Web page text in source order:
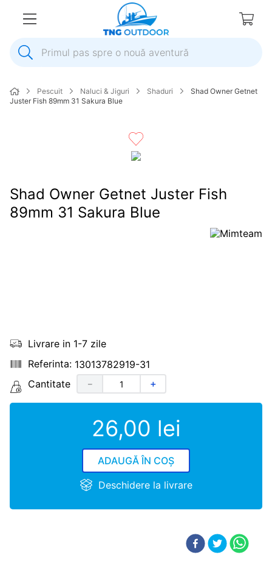
Primul pas spre o nouă aventură
2.
colac salvare
7.
pompa apa
Pescuit Naluci & Jiguri Shaduri
Shad Owner Getnet
Juster Fish 89mm 31 Sakura Blue
Shad Owner Getnet Juster Fish
89mm 31 Sakura Blue
Livrare in 1-7 zile
13013782919-31
Cantitate
＋
－
26,00 lei
ADAUGĂ ÎN COȘ
Deschidere la livrare